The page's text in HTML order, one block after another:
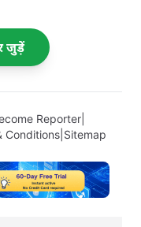
जुड़ें
Reporter|
Conditions Sitemap